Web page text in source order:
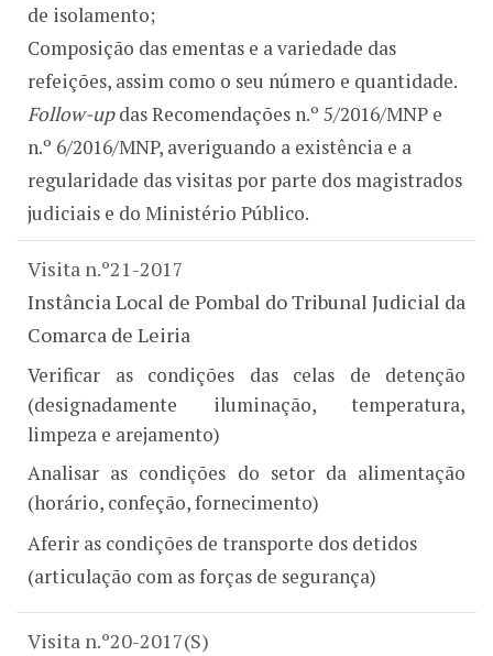
de isolamento;
Composição das ementas e a variedade das
refeições, assim como o seu número e quantidade.
Follow-updas Recomendações n.º 5/2016/MNP e
n.º 6/2016/MNP, averiguando a existência e a
regularidade das visitas por parte dos magistrados
judiciais e do Ministério Público.
Visita n.º21-2017
Instância Local de Pombal do Tribunal Judicial da
Comarca de Leiria
Verificar as condições das celas de detenção
(designadamente iluminação, temperatura,
limpeza e arejamento)
Analisar as condições do setor da alimentação
(horário, confeção, fornecimento)
Aferir as condições de transporte dos detidos
(articulação com as forças de segurança)
Visita n.º20-2017(S)